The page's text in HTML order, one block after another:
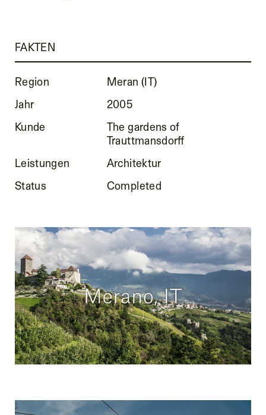
FAKTEN
Region
Meran (IT)
Jahr
2005
Kunde
The gardens of
Trauttmansdorff
Leistungen
Architektur
Status
Completed